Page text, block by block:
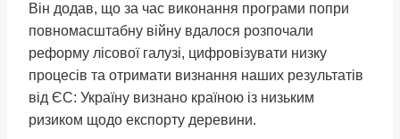
Він додав, що за час виконання програми попри
повномасштабну війну вдалося розпочали
реформу лісової галузі, цифровізувати низку
процесів та отримати визнання наших результатів
від ЄС: Україну визнано країною із низьким
ризиком щодо експорту деревини.